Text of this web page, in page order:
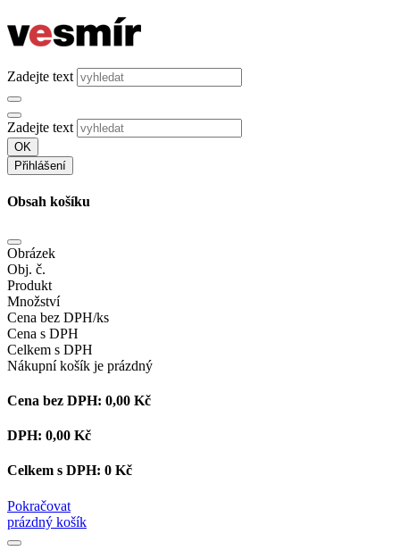
Zadejte text
Zadejte text
OK
Přihlášení
Obsah košíku
Obrázek
Obj. č.
Produkt
Množství
Cena bez DPH/ks
Cena s DPH
Celkem s DPH
Nákupní košík je prázdný
Cena bez DPH: 0,00 Kč
DPH: 0,00 Kč
Celkem s DPH: 0 Kč
Pokračovat
prázdný košík